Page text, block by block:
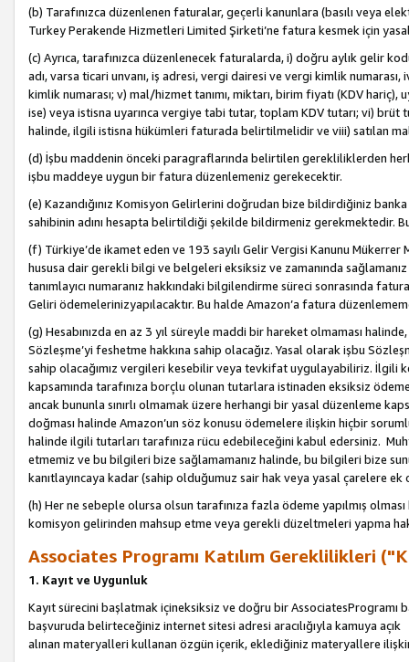
(b) Tarafınızca düzenlenen faturalar, geçerli kanunlara (basılı veya
Turkey Perakende Hizmetleri Limited Şirketi’ne fatura kesmek için
(c) Ayrıca, tarafınızca düzenlenecek faturalarda, i) doğru aylık gelir
adı, varsa ticari unvanı, iş adresi, vergi dairesi ve vergi kimlik
kimlik numarası; v) mal/hizmet tanımı, miktarı, birim fiyatı (KDV
ise) veya istisna uyarınca vergiye tabi tutar, toplam KDV tutarı; vi) brüt
halinde, ilgili istisna hükümleri faturada belirtilmelidir ve viii) satılan
(d) İşbu maddenin önceki paragraflarında belirtilen gerekliliklerden
işbu maddeye uygun bir fatura düzenlemeniz gerekecektir.
(e) Kazandığınız Komisyon Gelirlerini doğrudan bize bildirdiğiniz banka
sahibinin adını hesapta belirtildiği şekilde bildirmeniz gerekmektedir.
(f) Türkiye’de ikamet eden ve 193 sayılı Gelir Vergisi Kanunu
hususa dair gerekli bilgi ve belgeleri eksiksiz ve zamanında
tanımlayıcı numaranız hakkındaki bilgilendirme süreci sonrasında
Geliri ödemelerinizyapılacaktır. Bu halde Amazon’a fatura
(g) Hesabınızda en az 3 yıl süreyle maddi bir hareket olmaması
Sözleşme’yi feshetme hakkına sahip olacağız. Yasal olarak işbu
sahip olacağımız vergileri kesebilir veya tevkifat uygulayabiliriz. İlgili
kapsamında tarafınıza borçlu olunan tutarlara istinaden eksiksiz
ancak bununla sınırlı olmamak üzere herhangi bir yasal düzenleme
doğması halinde Amazon’un söz konusu ödemelere ilişkin hiçbir
halinde ilgili tutarları tarafınıza rücu edebileceğini kabul edersiniz.
etmemiz ve bu bilgileri bize sağlamamanız halinde, bu bilgileri bize
kanıtlayıncaya kadar (sahip olduğumuz sair hak veya yasal çarelere
(h) Her ne sebeple olursa olsun tarafınıza fazla ödeme yapılmış
komisyon gelirinden mahsup etme veya gerekli düzeltmeleri yapma
Associates Programı Katılım Gereklilikleri
1. Kayıt ve Uygunluk
Kayıt sürecini başlatmak içineksiksiz ve doğru bir AssociatesProgramı
başvuruda belirteceğiniz internet sitesi adresi aracılığıyla kamuya
alınan materyalleri kullanan özgün içerik, eklediğiniz materyallere